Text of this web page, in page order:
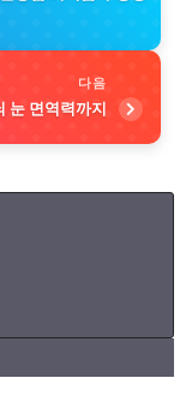
다음
눈 면역력까지